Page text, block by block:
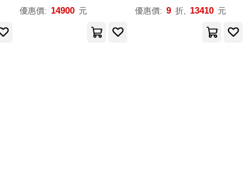
優惠價: 14900 元 優惠價: 9 折, 13410 元